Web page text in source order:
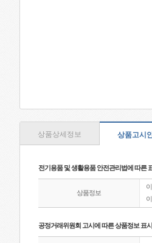
상품상세정보 상품고시
전기용품 및 생활용품 안전관리법에 따른
상품정보
공정거래위원회 고시에 따른 상품정보 표시